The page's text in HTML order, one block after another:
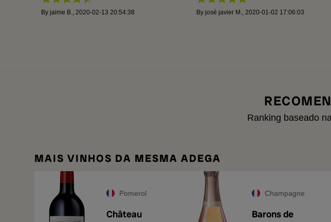
By jaime B., 2020-02-13 20:54:38 By josé javier M., 2020-01-02 17:06:03
Ranking baseado
MAIS VINHOS DA MESMA ADEGA
Pomerol
Château
Champagne
Barons de